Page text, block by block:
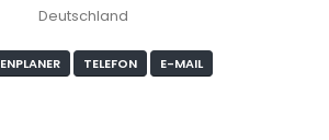
Deutschland
TELEFON E-MAIL